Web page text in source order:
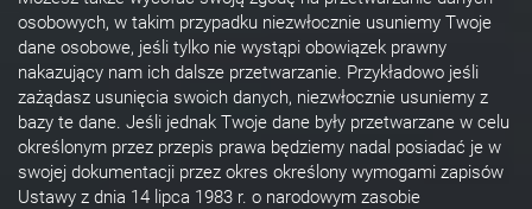
osobowych, w takim przypadku niezwłocznie usuniemy Twoje
dane osobowe, jeśli tylko nie wystąpi obowiązek prawny
nakazujący nam ich dalsze przetwarzanie. Przykładowo jeśli
zażądasz usunięcia swoich danych, niezwłocznie usuniemy z
bazy te dane. Jeśli jednak Twoje dane były przetwarzane w celu
określonym przez przepis prawa będziemy nadal posiadać je w
swojej dokumentacji przez okres określony wymogami zapisów
Ustawy z dnia 14 lipca 1983 r. o narodowym zasobie